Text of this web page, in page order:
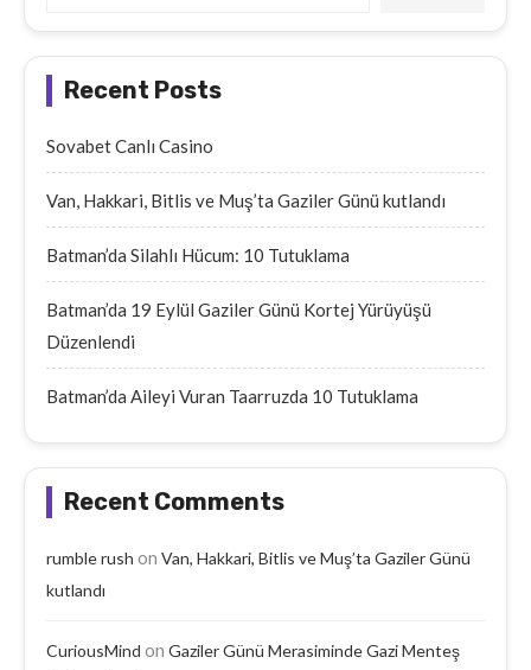
Recent Posts
Sovabet Canlı Casino
Van, Hakkari, Bitlis ve Muş’ta Gaziler Günü kutlandı
Batman’da Silahlı Hücum: 10 Tutuklama
Batman’da 19 Eylül Gaziler Günü Kortej Yürüyüşü
Düzenlendi
Batman’da Aileyi Vuran Taarruzda 10 Tutuklama
Recent Comments
rumble rush on Van, Hakkari, Bitlis ve Muş’ta Gaziler Günü
kutlandı
CuriousMind on Gaziler Günü Merasiminde Gazi Menteş